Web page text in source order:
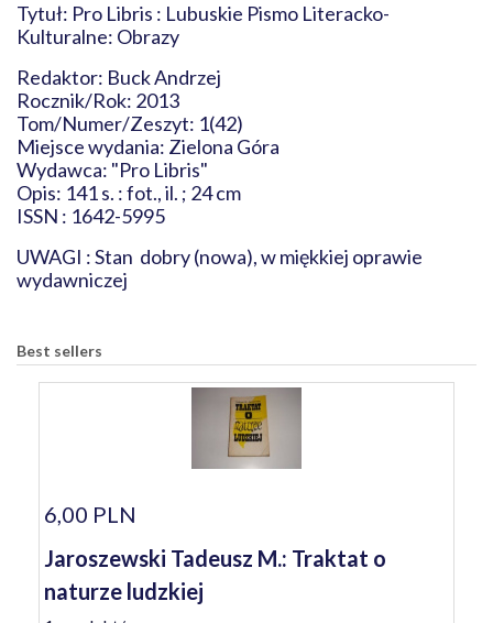
Tytuł: Pro Libris : Lubuskie Pismo Literacko-
Kulturalne: Obrazy
Redaktor: Buck Andrzej
Rocznik/Rok: 2013
Tom/Numer/Zeszyt: 1(42)
Miejsce wydania: Zielona Góra
Wydawca: "Pro Libris"
Opis: 141 s. : fot., il. ; 24 cm
ISSN : 1642-5995
UWAGI : Stan dobry (nowa), w miękkiej oprawie
wydawniczej
Best sellers
6,00 PLN
Jaroszewski Tadeusz M.: Traktat o
naturze ludzkiej